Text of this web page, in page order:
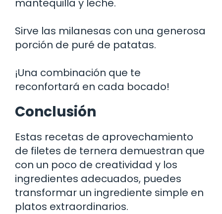
mantequilla y leche.
Sirve las milanesas con una generosa
porción de puré de patatas.
¡Una combinación que te
reconfortará en cada bocado!
Conclusión
Estas recetas de aprovechamiento
de filetes de ternera demuestran que
con un poco de creatividad y los
ingredientes adecuados, puedes
transformar un ingrediente simple en
platos extraordinarios.